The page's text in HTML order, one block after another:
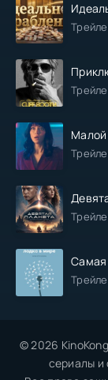
Самая
© 2026
сериалы и